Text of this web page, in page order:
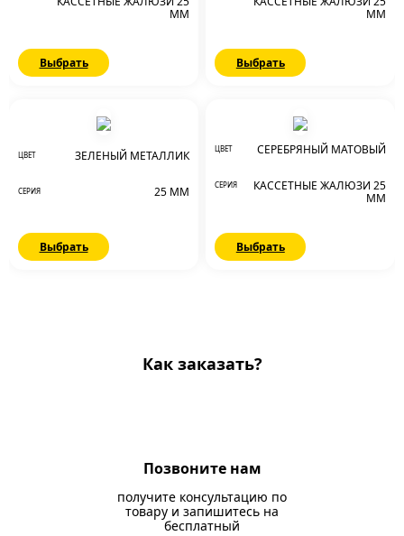
ММ
Выбрать
ММ
Выбрать
ЦВЕТ ЗЕЛЕНЫЙ МЕТАЛЛИК
СЕРИЯ 25 ММ
Выбрать
ЦВЕТ СЕРЕБРЯНЫЙ МАТОВЫЙ
СЕРИЯ
КАССЕТНЫЕ ЖАЛЮЗИ 25
ММ
Выбрать
Как заказать?
Позвоните нам
получите консультацию по
товару и запишитесь на
бесплатный